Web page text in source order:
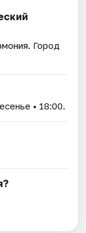
. Город
• 18:00.